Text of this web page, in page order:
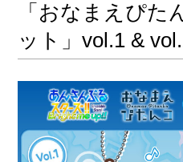
「おなまえぴた
ット」vol.1 &